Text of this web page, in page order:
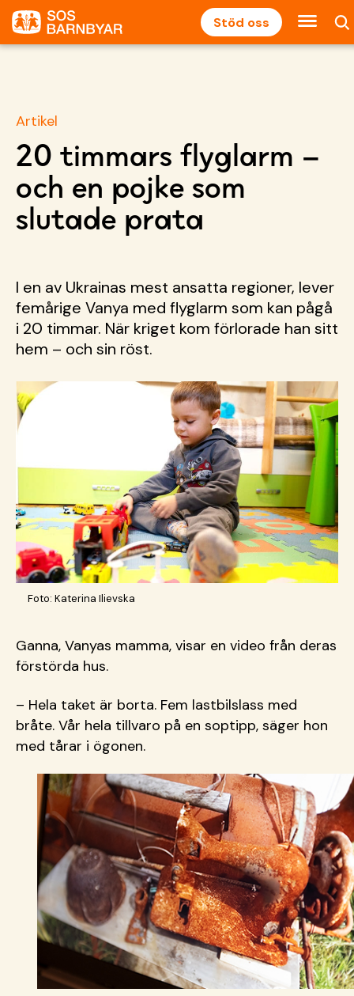
Stöd oss
Artikel
20 timmars flyglarm –
och en pojke som
slutade prata
I en av Ukrainas mest ansatta regioner, lever
femårige Vanya med flyglarm som kan pågå
i 20 timmar. När kriget kom förlorade han sitt
hem – och sin röst.
Foto: Katerina Ilievska
Ganna, Vanyas mamma, visar en video från deras
förstörda hus.
– Hela taket är borta. Fem lastbilslass med
bråte. Vår hela tillvaro på en soptipp, säger hon
med tårar i ögonen.